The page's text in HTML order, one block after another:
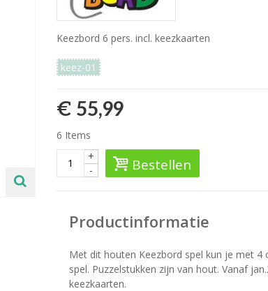
Keezbord 6 pers. incl. keezkaarten
keez-01
€ 55,99
6 Items
-
+ Bestellen
Productinformatie
Met dit houten Keezbord spel kun je met 4
spel. Puzzelstukken zijn van hout. Vanaf
keezkaarten.